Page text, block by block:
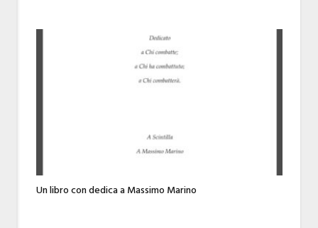
Un libro con dedica a Massimo Marino